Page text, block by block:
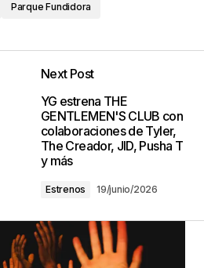
Parque Fundidora
Next Post
YG estrena THE
GENTLEMEN'S CLUB con
colaboraciones de Tyler,
The Creador, JID, Pusha T
y más
Estrenos 19/junio/2026